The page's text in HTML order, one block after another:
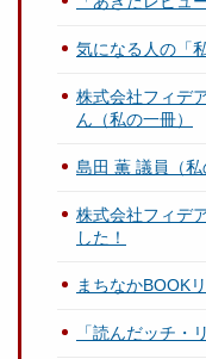
気になる人の「
株式会社フィデ
ん（私の一冊）
島田 薫 議員（私
株式会社フィデ
した！
まちなかBOOK
「読んだッチ・